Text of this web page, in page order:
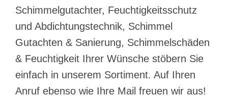
Schimmelgutachter, Feuchtigkeitsschutz
und Abdichtungstechnik, Schimmel
Gutachten & Sanierung, Schimmelschäden
& Feuchtigkeit Ihrer Wünsche stöbern Sie
einfach in unserem Sortiment. Auf Ihren
Anruf ebenso wie Ihre Mail freuen wir aus!